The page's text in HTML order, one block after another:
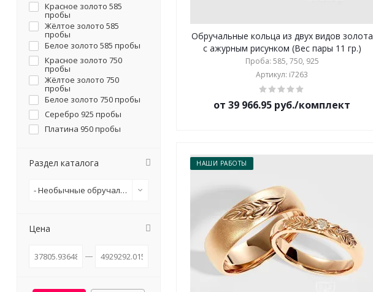
Обручальные кольца из двух видов золота
с ажурным рисунком (Вес пары 11 гр.)
Проба: 585, 750, 925
Артикул: i7263
от 39 966.95 руб./комплект
НАШИ РАБОТЫ
С символикой
Со слонами
Красное золото 585
пробы
Жёлтое золото 585
пробы
Белое золото 585 пробы
Красное золото 750
пробы
Жёлтое золото 750
пробы
Белое золото 750 пробы
Серебро 925 пробы
Платина 950 пробы
Раздел каталога
- Необычные обручальные кольца
Цена